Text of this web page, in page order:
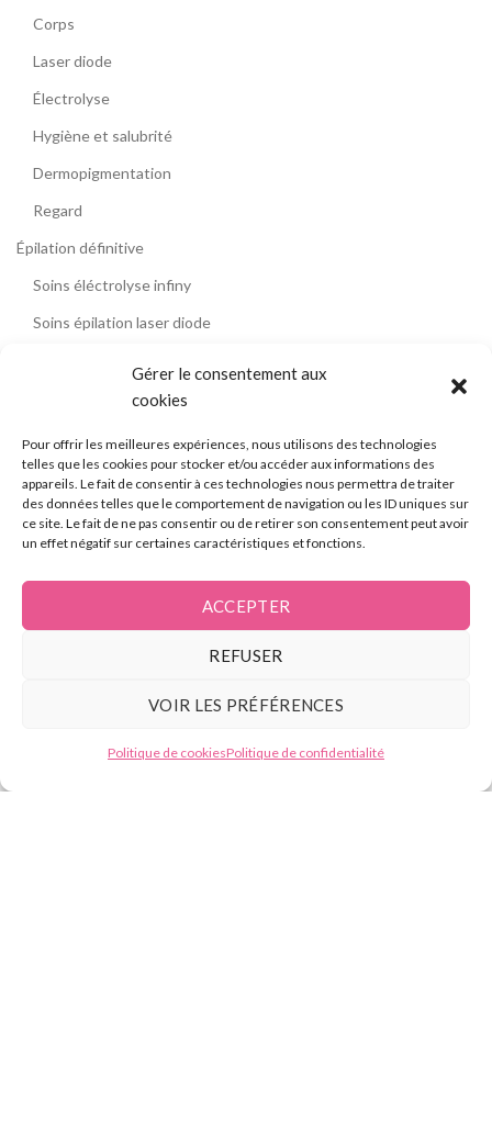
Gérer le consentement aux
cookies
Pour offrir les meilleures expériences, nous utilisons des technologies
telles que les cookies pour stocker et/ou accéder aux informations des
appareils. Le fait de consentir à ces technologies nous permettra de traiter
des données telles que le comportement de navigation ou les ID uniques sur
ce site. Le fait de ne pas consentir ou de retirer son consentement peut avoir
un effet négatif sur certaines caractéristiques et fonctions.
ACCEPTER
REFUSER
VOIR LES PRÉFÉRENCES
Politique de cookiesPolitique de confidentialité
Corps
Laser diode
Électrolyse
Hygiène et salubrité
Dermopigmentation
Regard
Épilation définitive
Soins éléctrolyse infiny
Soins épilation laser diode
Formation électrolyse
Témoignages
Blog
La formation épilation laser diode
L’électrolyse
E-mail : contact@beautyformation.fr